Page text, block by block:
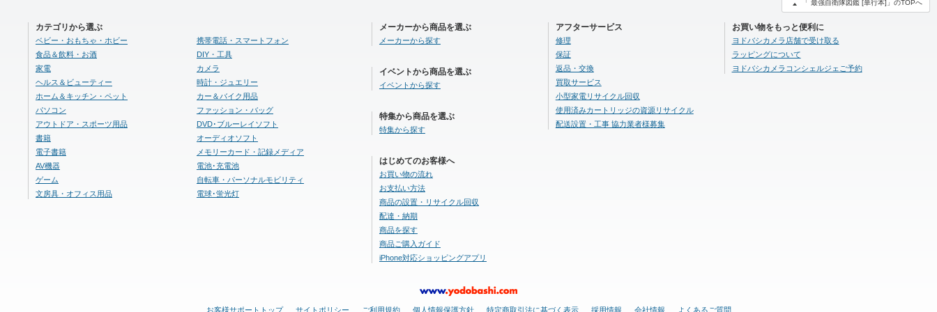
カテゴリから選ぶ
ベビー・おもちゃ・ホビー
食品＆飲料・お酒
家電
ヘルス＆ビューティー
ホーム＆キッチン・ペット
パソコン
アウトドア・スポーツ用品
書籍
電子書籍
AV機器
ゲーム
文房具・オフィス用品
携帯電話・スマートフォン
DIY・工具
カメラ
時計・ジュエリー
カー＆バイク用品
ファッション・バッグ
DVD･ブルーレイソフト
オーディオソフト
メモリーカード・記録メディア
電池･充電池
自転車・パーソナルモビリティ
電球･蛍光灯
メーカーから商品を選ぶ
メーカーから探す
イベントから商品を選ぶ
イベントから探す
特集から商品を選ぶ
特集から探す
はじめてのお客様へ
お買い物の流れ
お支払い方法
商品の設置・リサイクル回収
配達・納期
商品を探す
商品ご購入ガイド
iPhone対応ショッピングアプリ
アフターサービス
修理
保証
返品・交換
買取サービス
小型家電リサイクル回収
使用済みカートリッジの資源リサイクル
配送設置・工事 協力業者様募集
お買い物をもっと便利に
ヨドバシカメラ店舗で受け取る
ラッピングについて
ヨドバシカメラコンシェルジェご予約
お客様サポートトップ サイトポリシー ご利用規約 個人情報保護方針 特定商取引法に基づく表示 採用情報 会社情報 よくあるご質問
「 最強自衛隊図鑑 [単行本]」のTOPへ